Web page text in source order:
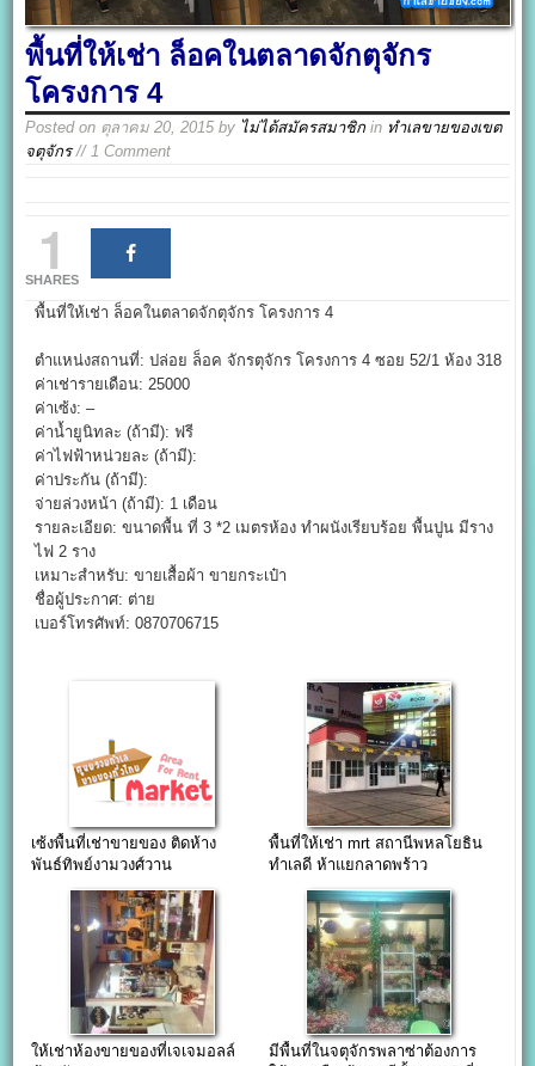
พื้นที่ให้เช่า ล็อคในตลาดจักตุจักร
โครงการ 4
Posted on ตุลาคม 20, 2015 by ไม่ได้สมัครสมาชิก in ทำเลขายของเขต
จตุจักร// 1 Comment
1
SHARES
พื้นที่ให้เช่า ล็อคในตลาดจักตุจักร โครงการ 4
ตำแหน่งสถานที่: ปล่อย ล็อค จักรตุจักร โครงการ 4 ซอย 52/1 ห้อง 318
ค่าเช่ารายเดือน: 25000
ค่าเซ้ง: –
ค่าน้ำยูนิทละ (ถ้ามี): ฟรี
ค่าไฟฟ้าหน่วยละ (ถ้ามี):
ค่าประกัน (ถ้ามี):
จ่ายล่วงหน้า (ถ้ามี): 1 เดือน
รายละเอียด: ขนาดพื้น ที่ 3 *2 เมตรห้อง ทำผนังเรียบร้อย พื้นปูน มีราง
ไฟ 2 ราง
เหมาะสำหรับ: ขายเสื้อผ้า ขายกระเป๋า
ชื่อผู้ประกาศ: ต่าย
เบอร์โทรศัพท์: 0870706715
เซ้งพื้นที่เช่าขายของ ติดห้าง
พันธ์ทิพย์งามวงศ์วาน
พื้นที่ให้เช่า mrt สถานีพหลโยธิน
ทำเลดี ห้าแยกลาดพร้าว
ให้เช่าห้องขายของที่เจเจมอลล์
มีพื้นที่ในจตุจักรพลาซ่าต้องการ